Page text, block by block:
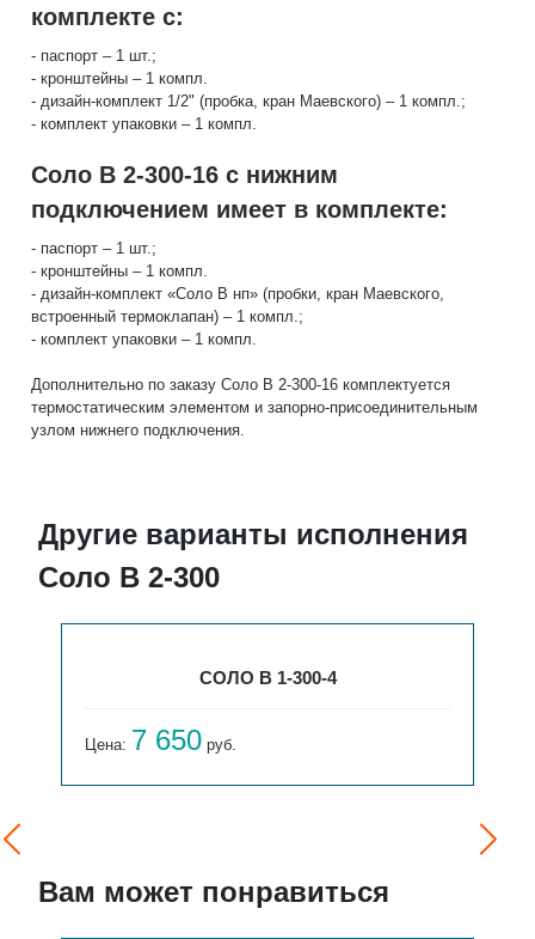
комплекте с:
- паспорт – 1 шт.;
- кронштейны – 1 компл.
- дизайн-комплект 1/2" (пробка, кран Маевского) – 1 компл.;
- комплект упаковки – 1 компл.
Соло В 2-300-16 с нижним
подключением имеет в комплекте:
- паспорт – 1 шт.;
- кронштейны – 1 компл.
- дизайн-комплект «Соло В нп» (пробки, кран Маевского,
встроенный термоклапан) – 1 компл.;
- комплект упаковки – 1 компл.
Дополнительно по заказу Соло В 2-300-16 комплектуется
термостатическим элементом и запорно-присоединительным
узлом нижнего подключения.
Другие варианты исполнения
Соло В 2-300
СОЛО В 1-300-4
Цена: 7 650 руб.
Вам может понравиться